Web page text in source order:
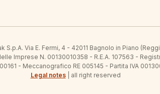
S.p.A. Via E. Fermi, 4 - 42011 Bagnolo in Piano
Imprese N. 00130010358 - R.E.A. 107563 -
- Meccanografico RE 005145 - Partita IVA
Legal notes| all right reserved